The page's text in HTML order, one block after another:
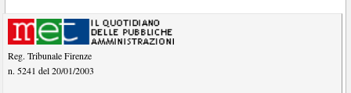
Reg. Tribunale Firenze
n. 5241 del 20/01/2003